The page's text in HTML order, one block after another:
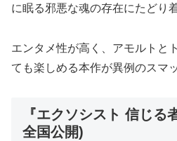
に眠る邪悪な魂の存在にたどり
エンタメ性が高く、アモルトと
ても楽しめる本作が異例のスマ
『エクソシスト 信じる
全国公開)